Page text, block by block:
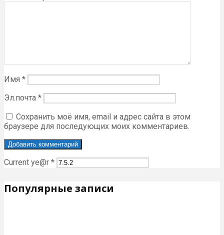
Имя *
Эл.почта *
Сохранить моё имя, email и адрес сайта в этом
браузере для последующих моих комментариев.
Current ye@r *
Популярные записи